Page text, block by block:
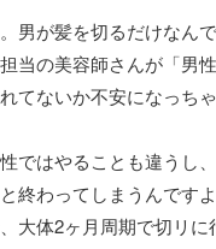
男が髪を切るだけなん
当の美容師さんが「男
てないか不安になっち
ではやることも違うし
終わってしまうんですよ
大体2ヶ月周期で切リ